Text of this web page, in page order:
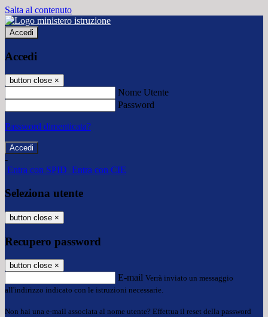
Salta al contenuto
Accedi
Accedi
button close ×
Nome Utente
Password
Password dimenticata?
-
Entra con SPID Entra con CIE
Seleziona utente
button close ×
Recupero password
button close ×
E-mail Verrà inviato un messaggio
all'indirizzo indicato con le istruzioni necessarie.
Non hai una e-mail associata al nome utente? Effettua il reset della password